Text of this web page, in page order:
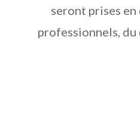
seront prises en
professionnels, du